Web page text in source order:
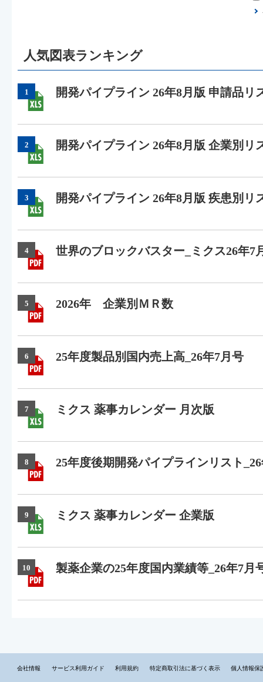
人気図表ランキング
1 開発パイプライン 26年8月版 申請品リ
2 開発パイプライン 26年8月版 企業別リ
3 開発パイプライン 26年8月版 疾患別リ
4 世界のブロックバスター_ミクス26年7
5 2026年 企業別ＭＲ数
6 25年度製品別国内売上高_26年7月号
7 ミクス 薬事カレンダー 月次版
8 25年度後期開発パイプラインリスト
9 ミクス 薬事カレンダー 企業版
10 製薬企業の25年度国内業績等_26年7月
会社情報 サービス利用ガイド 利用規約 特定商取引法に基づく表示 個人情報保